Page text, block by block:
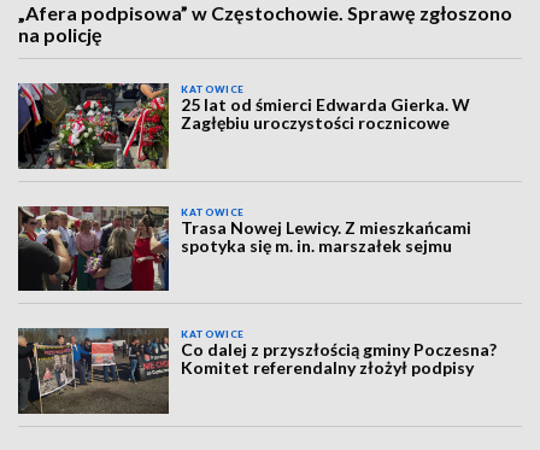
„Afera podpisowa” w Częstochowie. Sprawę zgłoszono
na policję
KATOWICE
25 lat od śmierci Edwarda Gierka. W
Zagłębiu uroczystości rocznicowe
KATOWICE
Trasa Nowej Lewicy. Z mieszkańcami
spotyka się m. in. marszałek sejmu
KATOWICE
Co dalej z przyszłością gminy Poczesna?
Komitet referendalny złożył podpisy